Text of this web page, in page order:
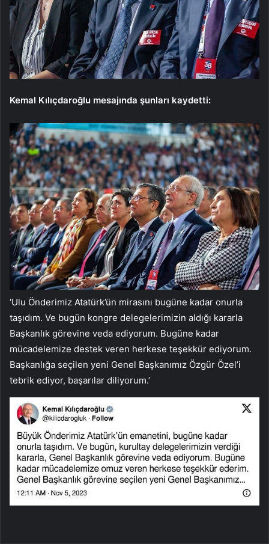
Kemal Kılıçdaroğlu mesajında ​​şunları kaydetti:
‘Ulu Önderimiz Atatürk’ün mirasını bugüne kadar onurla
taşıdım. Ve bugün kongre delegelerimizin aldığı kararla
Başkanlık görevine veda ediyorum. Bugüne kadar
mücadelemize destek veren herkese teşekkür ediyorum.
Başkanlığa seçilen yeni Genel Başkanımız Özgür Özel’i
tebrik ediyor, başarılar diliyorum.’